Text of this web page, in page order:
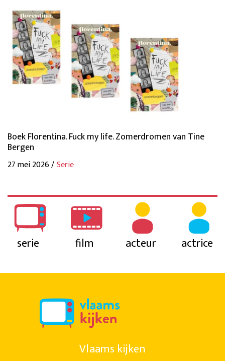
Boek Florentina. Fuck my life. Zomerdromen van Tine
Bergen
27 mei 2026 /Serie
serie film acteur actrice
Vlaams kijken